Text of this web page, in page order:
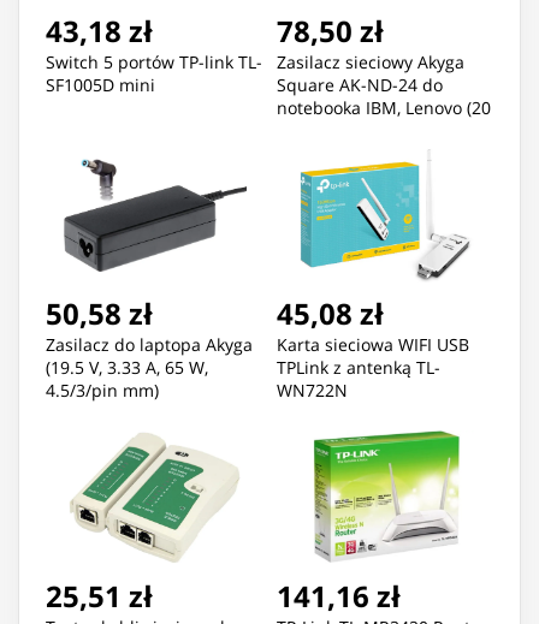
43,18 zł
Switch 5 portów TP-link TL-
SF1005D mini
78,50 zł
Zasilacz sieciowy Akyga
Square AK-ND-24 do
notebooka IBM, Lenovo (20
50,58 zł
Zasilacz do laptopa Akyga
(19.5 V, 3.33 A, 65 W,
4.5/3/pin mm)
45,08 zł
Karta sieciowa WIFI USB
TPLink z antenką TL-
WN722N
25,51 zł 141,16 zł